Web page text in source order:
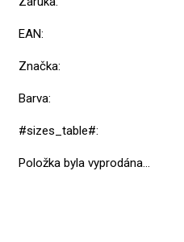
EAN:
Značka:
Barva:
#sizes_table#:
Položka byla vyprodána…